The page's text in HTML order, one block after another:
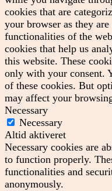
cookies that are
your browser as they
functionalities of the
cookies that help us
this website. These
only with your consent.
of these cookies. But
may affect your
Necessary
Necessary
Altid aktiveret
Necessary cookies are
to function properly.
functionalities and
anonymously.